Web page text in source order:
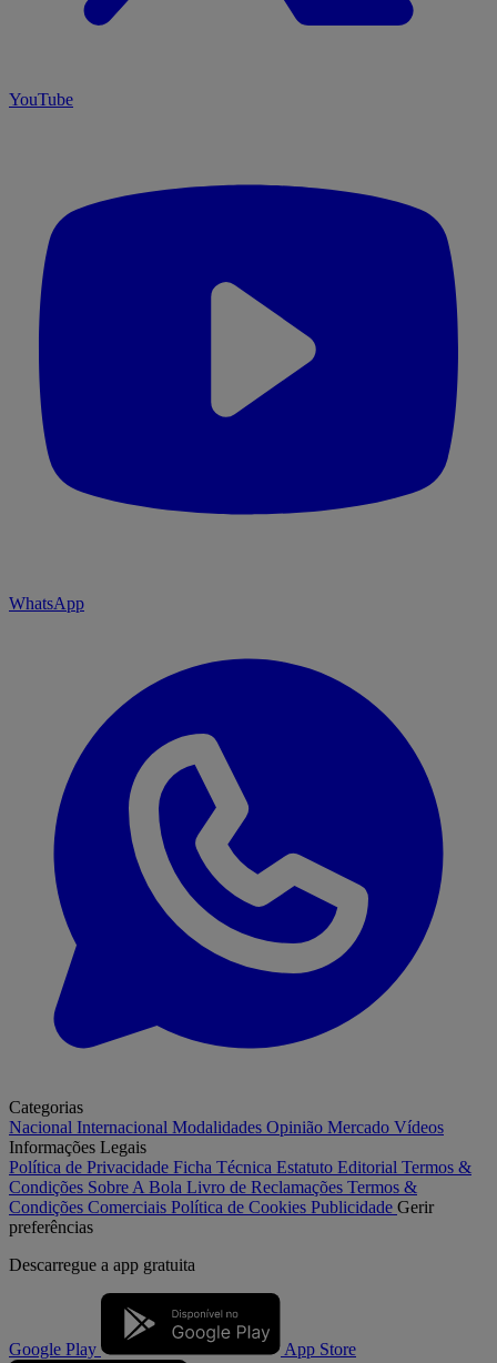
YouTube
WhatsApp
Categorias
Nacional Internacional Modalidades Opinião Mercado Vídeos
Informações Legais
Política de Privacidade Ficha Técnica Estatuto Editorial Termos &
Condições Sobre A Bola Livro de Reclamações Termos &
Condições Comerciais Política de Cookies Publicidade Gerir
preferências
Descarregue a app gratuita
Google Play App Store